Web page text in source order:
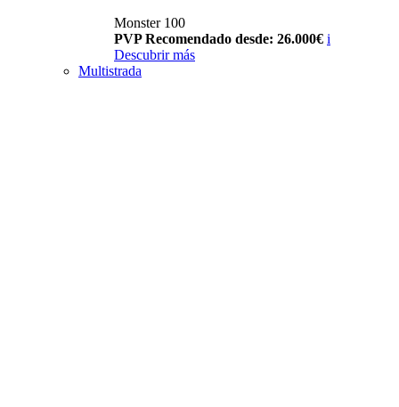
Monster 100
PVP Recomendado desde: 26.000€ i
Descubrir más
Multistrada